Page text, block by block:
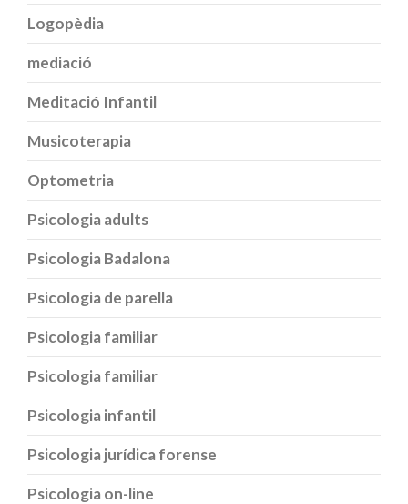
Logopèdia
mediació
Meditació Infantil
Musicoterapia
Optometria
Psicologia adults
Psicologia Badalona
Psicologia de parella
Psicologia familiar
Psicologia familiar
Psicologia infantil
Psicologia jurídica forense
Psicologia on-line